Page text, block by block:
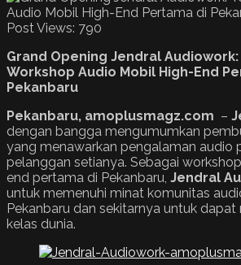
Post Views: 790
Grand Opening Jendral Audiowork:
Workshop Audio Mobil High-End
Pekanbaru
Pekanbaru, amoplusmagz.com –
dengan bangga mengumumkan
yang menawarkan pengalaman audio
pelanggan setianya. Sebagai
end pertama di Pekanbaru, Jendral
untuk memenuhi minat komunitas
Pekanbaru dan sekitarnya untuk dapat
kelas dunia.